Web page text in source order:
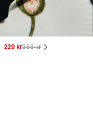
229 kr355 kr